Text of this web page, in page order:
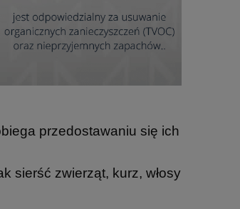
przedostawaniu się ich
sierść zwierząt, kurz, włosy